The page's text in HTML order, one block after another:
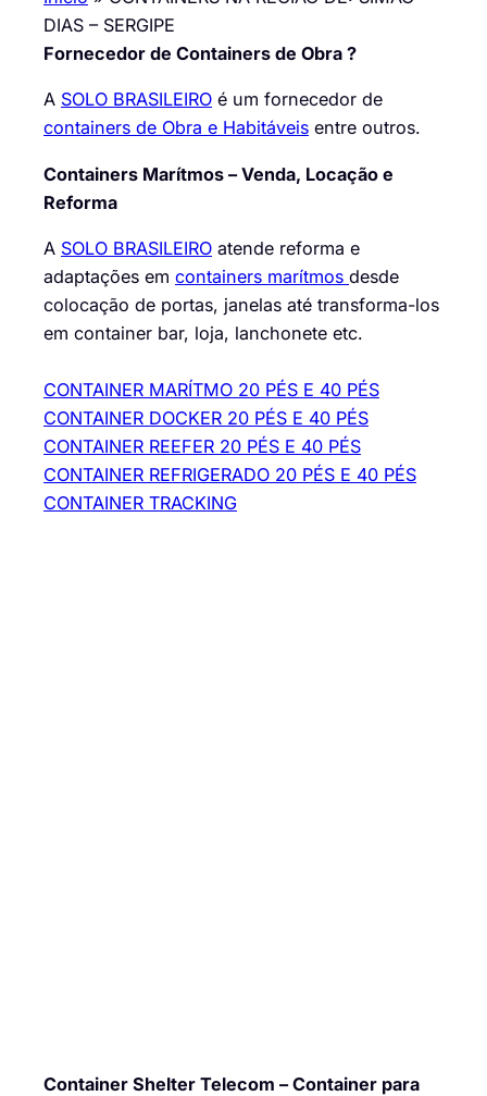
DIAS – SERGIPE
Fornecedor de Containers de Obra ?
A SOLO BRASILEIRO é um fornecedor de
containers de Obra e Habitáveis entre outros.
Containers Marítmos – Venda, Locação e
Reforma
A SOLO BRASILEIRO atende reforma e
adaptações em containers marítmos desde
colocação de portas, janelas até transforma-los
em container bar, loja, lanchonete etc.
CONTAINER MARÍTMO 20 PÉS E 40 PÉS
CONTAINER DOCKER 20 PÉS E 40 PÉS
CONTAINER REEFER 20 PÉS E 40 PÉS
CONTAINER REFRIGERADO 20 PÉS E 40 PÉS
CONTAINER TRACKING
Container Shelter Telecom – Container para